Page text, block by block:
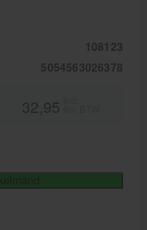
108123
5054563026378
32,95